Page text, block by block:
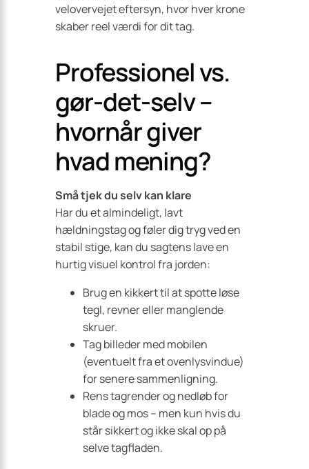
velovervejet eftersyn, hvor hver krone
skaber reel værdi for dit tag.
Professionel vs.
gør-det-selv –
hvornår giver
hvad mening?
Små tjek du selv kan klare
Har du et almindeligt, lavt
hældningstag og føler dig tryg ved en
stabil stige, kan du sagtens lave en
hurtig visuel kontrol fra jorden:
Brug en kikkert til at spotte løse
tegl, revner eller manglende
skruer.
Tag billeder med mobilen
(eventuelt fra et ovenlysvindue)
for senere sammenligning.
Rens tagrender og nedløb for
blade og mos – men kun hvis du
står sikkert og ikke skal op på
selve tagfladen.